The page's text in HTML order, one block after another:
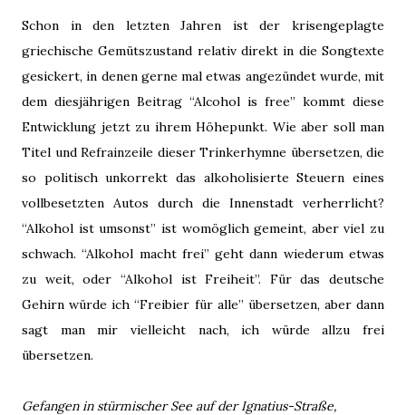
Schon in den letzten Jahren ist der krisengeplagte
griechische Gemütszustand relativ direkt in die Songtexte
gesickert, in denen gerne mal etwas angezündet wurde, mit
dem diesjährigen Beitrag “Alcohol is free” kommt diese
Entwicklung jetzt zu ihrem Höhepunkt. Wie aber soll man
Titel und Refrainzeile dieser Trinkerhymne übersetzen, die
so politisch unkorrekt das alkoholisierte Steuern eines
vollbesetzten Autos durch die Innenstadt verherrlicht?
“Alkohol ist umsonst” ist womöglich gemeint, aber viel zu
schwach. “Alkohol macht frei” geht dann wiederum etwas
zu weit, oder “Alkohol ist Freiheit”. Für das deutsche
Gehirn würde ich “Freibier für alle” übersetzen, aber dann
sagt man mir vielleicht nach, ich würde allzu frei
übersetzen.
Gefangen in stürmischer See auf der Ignatius-Straße,